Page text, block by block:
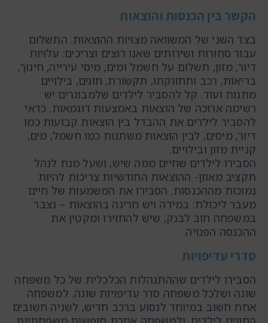
הקשר בין הכנסות והוצאות
בצד השני של המשוואה מצויות ההוצאות. התשלום
עבור סחורות ושירותים שאנו רוצים וצריכים: עלויות
דיור, מזון, תשלום על חשמל ומים, מיסי עירייה, חינוך,
בריאות, רכב ותחזוקתו, תקשורת, חוגים, בילויים
מתנות ועוד. קל להסביר לילדים שלמבוגרים יש
רשימה ארוכה של הוצאות באמצעות דוגמאות. כדאי
להסביר לילדים את ההבדל בין הוצאות קבועות כמו
דיור, מיסים, לבין הוצאות משתנות כמו חשמל, מים,
קניית מזון ובילויים.
הסבירו לילדים שחיים ממה שיש, ושעל מנת לנהל
תקציב מאוזן- ההוצאות החודשיות צריכות להיות
נמוכות מההכנסות. הסבירו את המשמעות של חיים
מעבר ליכולת: במידה ויש חריגה בהוצאות – נצבר
במשפחה חוב לבנק, שיש להחזירו ומקטין את
ההכנסה הפנויה.
סדרי עדיפויות
הסבירו לילדים שההתנהלות הכלכלית של כל משפחה
שונה ושלכל משפחה סדר עדיפויות שונה. למשפחה
אחת חשוב במיוחד לנסוע ברכב חדיש, לשניה חשובים